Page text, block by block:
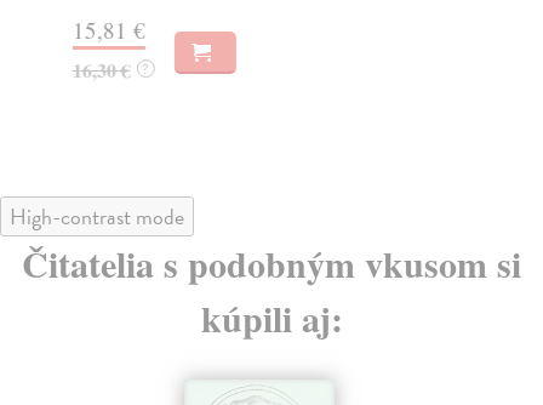
15,81 €
16,30 € ?
High-contrast mode
Čitatelia s podobným vkusom si
kúpili aj: